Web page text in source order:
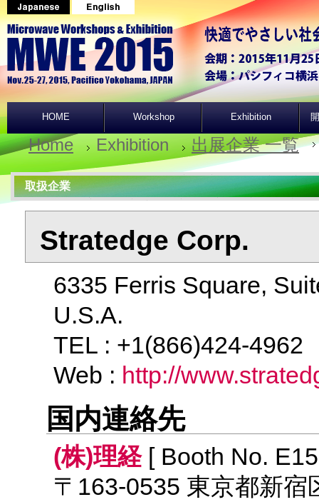
HOME Workshop Exhibition
Home Exhibition 出展企業 一覧
取扱企業
Stratedge Corp.
6335 Ferris Square,
U.S.A.
TEL : +1(866)424-
Web : http://
国内連絡先
(株)理経[ Booth No.
〒163-0535 東京都新